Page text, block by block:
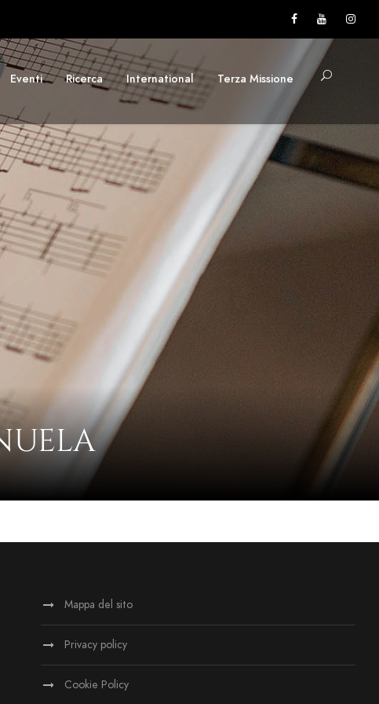
Eventi Ricerca International Terza Missione
Mappa del sito
Privacy policy
Cookie Policy